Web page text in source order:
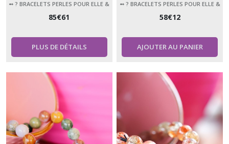
➻ ? BRACELETS PERLES POUR ELLE &
85€61
PLUS DE DÉTAILS
➻ ? BRACELETS PERLES POUR ELLE &
58€12
AJOUTER AU PANIER